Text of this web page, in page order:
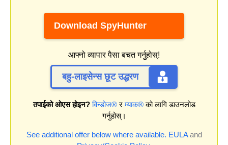
Download SpyHunter
आफ्नो व्यापार पैसा बचत गर्नुहोस्!
बहु-लाइसेन्स छूट उद्धरण
तपाईको ओएस होइन? विन्डोज®रम्याक®को लागि डाउनलोड
गर्नुहोस्।
See additional offer below where available. EULAand